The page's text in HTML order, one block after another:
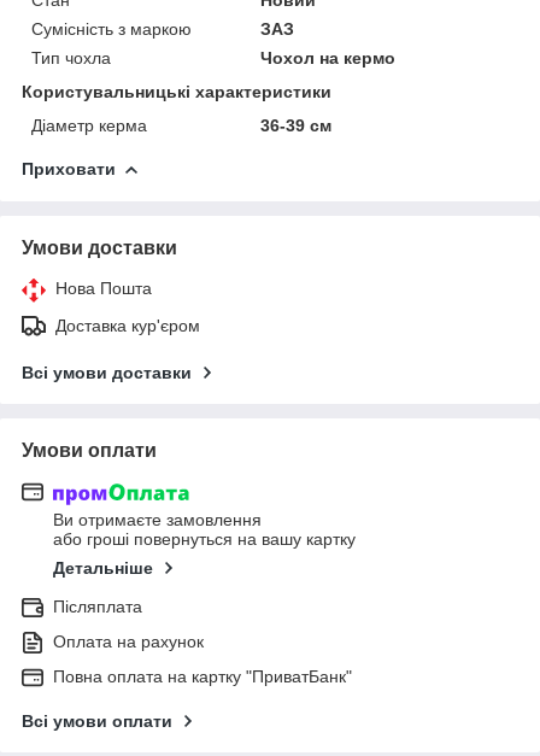
Сумісність з маркою
ЗАЗ
Тип чохла
Чохол на кермо
Користувальницькі характеристики
Діаметр керма
36-39 см
Приховати
Умови доставки
Нова Пошта
Доставка кур'єром
Всі умови доставки
Умови оплати
Ви отримаєте замовлення
або гроші повернуться на вашу картку
Детальніше
Післяплата
Оплата на рахунок
Повна оплата на картку "ПриватБанк"
Всі умови оплати